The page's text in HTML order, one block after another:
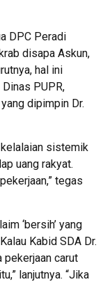
DPC Peradi
disapa Askun,
hal ini
PUPR,
dipimpin Dr.
sistemik
uang rakyat.
tegas
‘bersih’ yang
Kabid SDA Dr.
pekerjaan carut
lanjutnya. “Jika